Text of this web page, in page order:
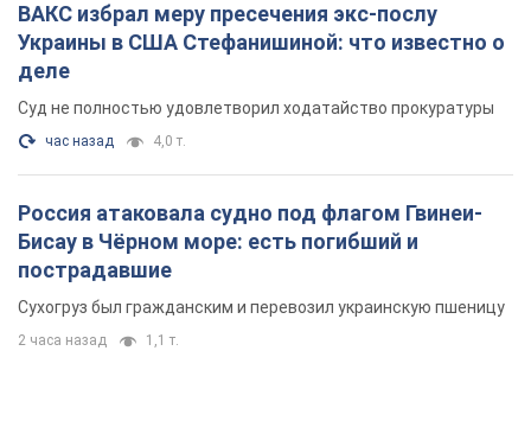
ВАКС избрал меру пресечения экс-послу
Украины в США Стефанишиной: что известно о
деле
Суд не полностью удовлетворил ходатайство прокуратуры
час назад 4,0 т.
Россия атаковала судно под флагом Гвинеи-
Бисау в Чёрном море: есть погибший и
пострадавшие
Сухогруз был гражданским и перевозил украинскую пшеницу
2 часа назад 1,1 т.